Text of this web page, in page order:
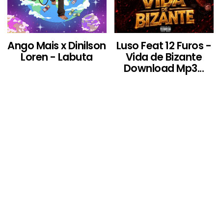
Ango Mais x Dinilson
Loren - Labuta
Luso Feat 12 Furos -
Vida de Bizante
Download Mp3...